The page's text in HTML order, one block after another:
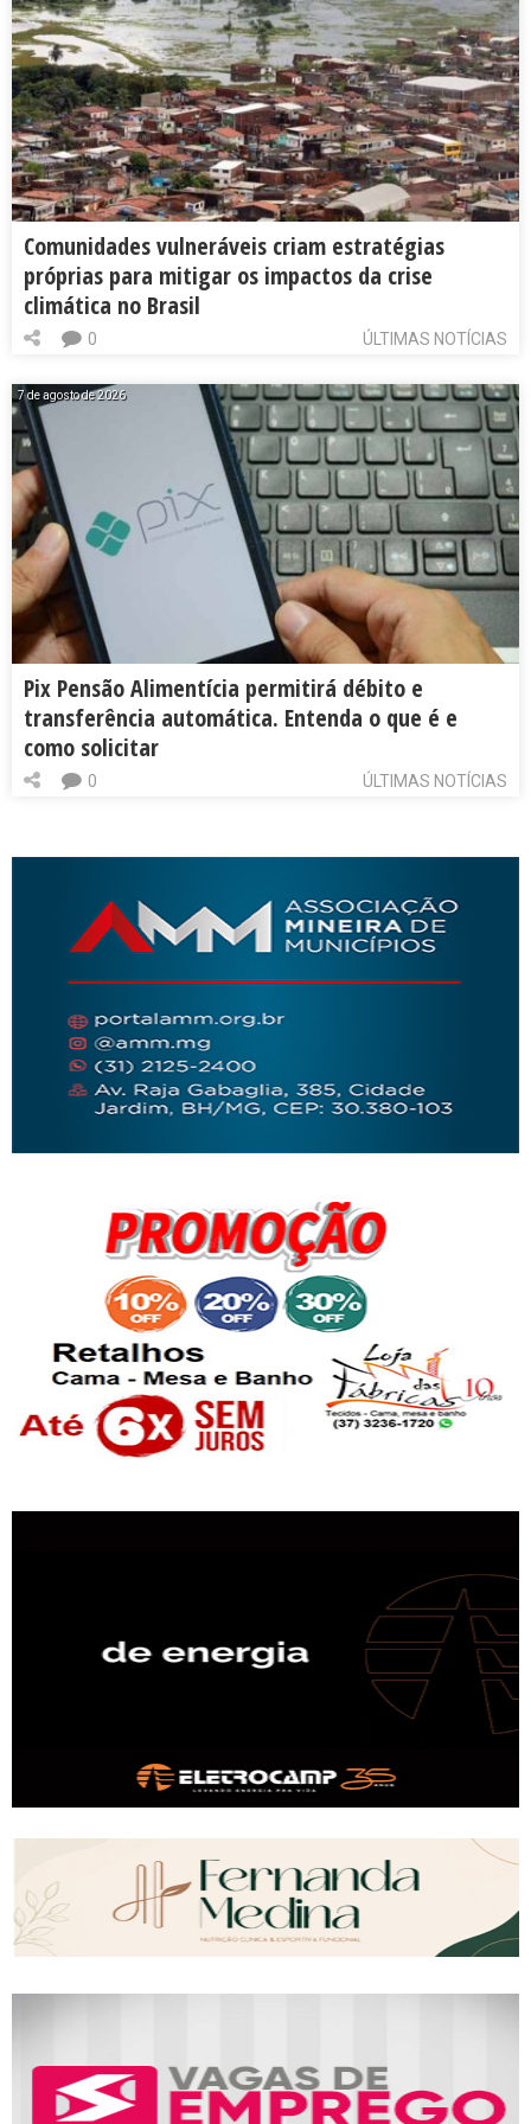
Comunidades vulneráveis criam estratégias
próprias para mitigar os impactos da crise
climática no Brasil
ÚLTIMAS NOTÍCIAS
0
7 de agosto de 2026
Pix Pensão Alimentícia permitirá débito e
transferência automática. Entenda o que é e
como solicitar
ÚLTIMAS NOTÍCIAS
0